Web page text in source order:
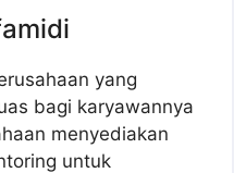
yang
bagi karyawannya
menyediakan
untuk